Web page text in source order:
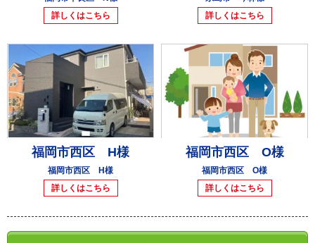
詳しくはこちら
詳しくはこちら
福岡市西区 H様
福岡市西区 H様
詳しくはこちら
福岡市西区 O様
福岡市西区 O様
詳しくはこちら